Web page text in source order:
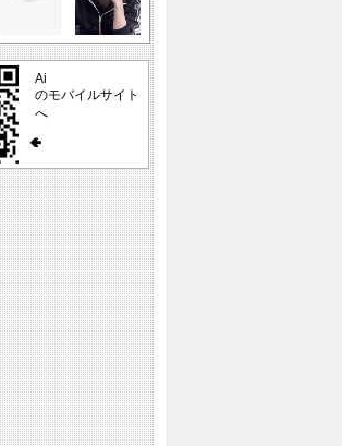
Ai
のモバイルサイト
へ